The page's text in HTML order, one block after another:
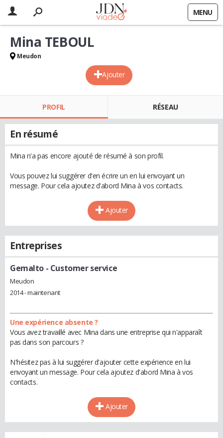
MENU
Ajouter
Mina TEBOUL
Meudon
PROFIL RÉSEAU
En résumé
Mina n'a pas encore ajouté de résumé à son profil.
Vous pouvez lui suggérer d'en écrire un en lui envoyant un
message. Pour cela ajoutez d'abord Mina à vos contacts.
Ajouter
Entreprises
Gemalto - Customer service
Meudon
2014 - maintenant
Une expérience absente ?
Vous avez travaillé avec Mina dans une entreprise qui n'apparaît
pas dans son parcours ?
N'hésitez pas à lui suggérer d'ajouter cette expérience en lui
envoyant un message. Pour cela ajoutez d'abord Mina à vos
contacts.
Ajouter